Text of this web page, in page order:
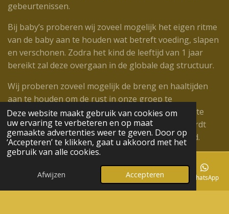
Deze website maakt gebruik van cookies om
uw ervaring te verbeteren en op maat
gemaakte advertenties weer te geven. Door op
‘Accepteren’ te klikken, gaat u akkoord met het
gebruik van alle cookies.
Afwijzen Accepteren
gebeurtenissen.
Bij baby’s proberen wij zoveel mogelijk het eigen ritme
van de baby aan te houden wat betreft voeding, slapen
en verschonen. Zodra het kind de leeftijd van 1 jaar
bereikt zal deze overgaan in de globale dag structuur.
Wij proberen zoveel mogelijk de breng en haaltijden
aan te houden om de rust in onze groep te
waarborgen. Het is altijd mogelijk om tussentijds te
worden opgehaald of te worden gebracht, dit wordt
altijd met een medewerker in de groep afgestemd.
Social Media
E-mailadres Telefoonnummer Kaart Instagram WhatsApp